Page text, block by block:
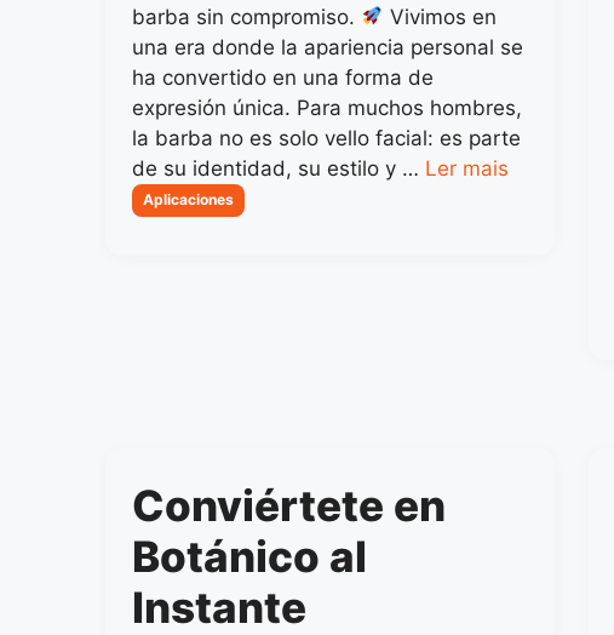
barba sin compromiso.
Vivimos en
una era donde la apariencia personal se
ha convertido en una forma de
expresión única. Para muchos hombres,
la barba no es solo vello facial: es parte
de su identidad, su estilo y … Ler mais
Categorias
Aplicaciones
Conviértete en
Botánico al
Instante